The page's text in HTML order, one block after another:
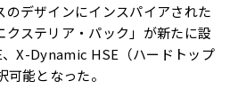
のデザインにインスパイアされた
クステリア・パック」が新たに設
X-Dynamic HSE（ハードトップ
能となった。